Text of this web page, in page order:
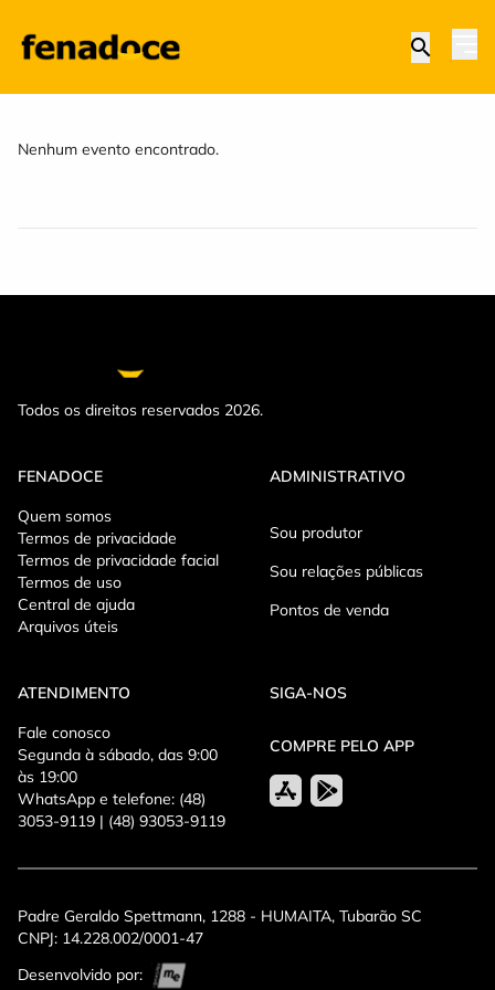
Nenhum evento encontrado.
Todos os direitos reservados 2026.
FENADOCE
Quem somos
Termos de privacidade
Termos de privacidade facial
Termos de uso
Central de ajuda
Arquivos úteis
ADMINISTRATIVO
Sou produtor
Sou relações públicas
Pontos de venda
ATENDIMENTO
Fale conosco
Segunda à sábado, das 9:00
às 19:00
WhatsApp e telefone: (48)
3053-9119 | (48) 93053-9119
SIGA-NOS
COMPRE PELO APP
Desenvolvido por:
Padre Geraldo Spettmann, 1288 - HUMAITA, Tubarão SC
CNPJ: 14.228.002/0001-47